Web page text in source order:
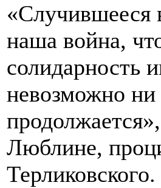
«Случившееся
наша война,
солидарность
невозможно
Люблине,
Терликовского.